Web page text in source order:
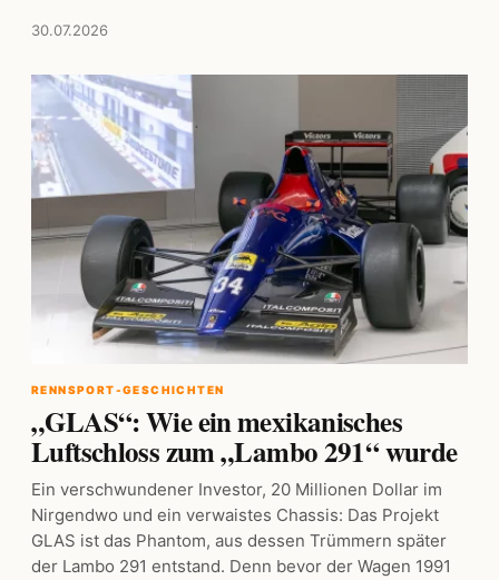
30.07.2026
RENNSPORT-GESCHICHTEN
„GLAS“: Wie ein mexikanisches
Luftschloss zum „Lambo 291“ wurde
Ein verschwundener Investor, 20 Millionen Dollar im
Nirgendwo und ein verwaistes Chassis: Das Projekt
GLAS ist das Phantom, aus dessen Trümmern später
der Lambo 291 entstand. Denn bevor der Wagen 1991